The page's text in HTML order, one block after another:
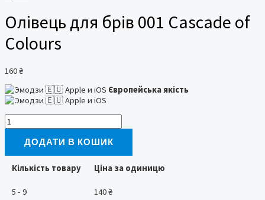
Олівець для брів 001 Cascade of
Colours
160₴
Європейська якість
Олівець
для
кількість
ДОДАТИ В КОШИК
Кількість товару Ціна за одиницю
5 - 9 140₴